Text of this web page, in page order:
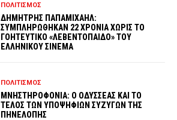
ΠΟΛΙΤΙΣΜΟΣ
ΔΗΜΗΤΡΗΣ ΠΑΠΑΜΙΧΑΗΛ:
ΣΥΜΠΛΗΡΩΘΗΚΑΝ 22 ΧΡΟΝΙΑ ΧΩΡΙΣ ΤΟ
ΓΟΗΤΕΥΤΙΚΟ «ΛΕΒΕΝΤΟΠΑΙΔΟ» ΤΟΥ
ΕΛΛΗΝΙΚΟΥ ΣΙΝΕΜΑ
ΠΟΛΙΤΙΣΜΟΣ
ΜΝΗΣΤΗΡΟΦΟΝΙΑ: Ο ΟΔΥΣΣΕΑΣ ΚΑΙ ΤΟ
ΤΕΛΟΣ ΤΩΝ ΥΠΟΨΗΦΙΩΝ ΣΥΖΥΓΩΝ ΤΗΣ
ΠΗΝΕΛΟΠΗΣ